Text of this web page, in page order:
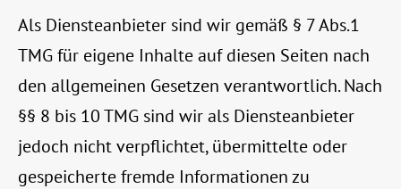
Als Diensteanbieter sind wir gemäß § 7 Abs.1
TMG für eigene Inhalte auf diesen Seiten nach
den allgemeinen Gesetzen verantwortlich. Nach
§§ 8 bis 10 TMG sind wir als Diensteanbieter
jedoch nicht verpflichtet, übermittelte oder
gespeicherte fremde Informationen zu